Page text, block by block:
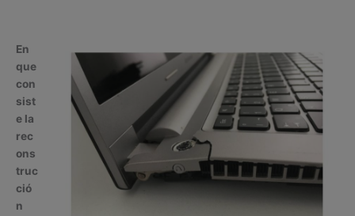
En
que
con
sist
e la
rec
ons
truc
ció
n